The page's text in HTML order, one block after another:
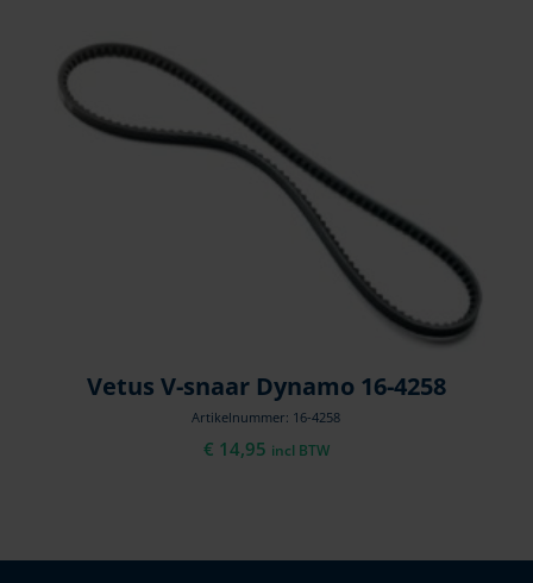
Vetus V-snaar Dynamo 16-4258
Artikelnummer: 16-4258
€ 14,95 incl BTW